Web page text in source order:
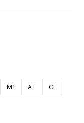
M1 A+ CE